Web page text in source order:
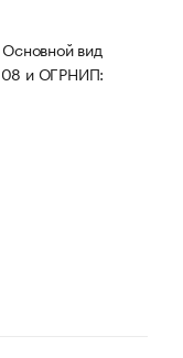
вид
и ОГРНИП: